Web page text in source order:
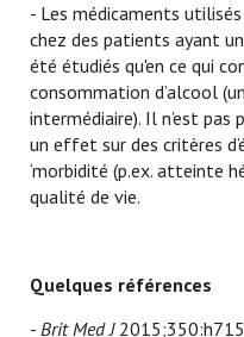
- Les médicaments
chez des patients ayant
été étudiés qu'en ce qui
consommation d’alcool
intermédiaire). Il n’est pas
un effet sur des critères
‘morbidité (p.ex. atteinte
qualité de vie.
Quelques références
- Brit Med J